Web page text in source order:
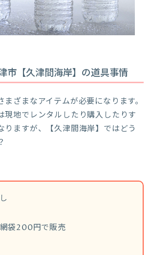
市【久津間海岸】の道具事情
ざまなアイテムが必要になります。
現地でレンタルしたり購入したりす
りますが、【久津間海岸】ではどう
袋200円で販売